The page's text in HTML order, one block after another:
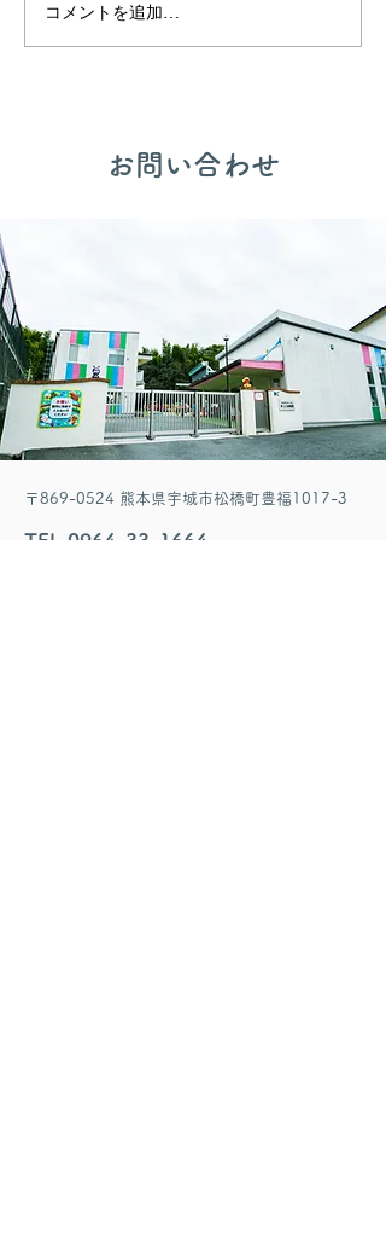
コメントを追加…
​お問い合わせ
〒869-0524 熊本県宇城市松橋町豊福1017-3
TEL 0964-33-1664